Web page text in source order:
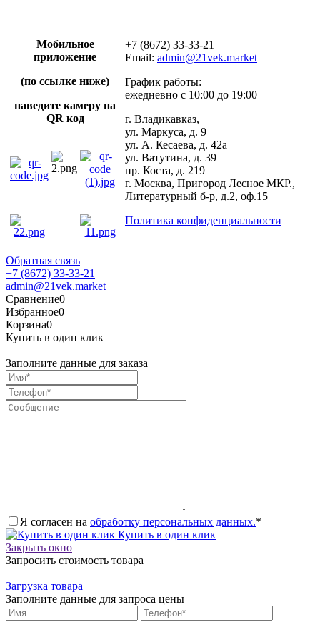
Мобильное
приложение
(по ссылке ниже)
наведите камеру на
QR код
+7 (8672) 33-33-21
Email: admin@21vek.market
График работы:
ежедневно с 10:00 до 19:00
г. Владикавказ,
ул. Маркуса, д. 9
ул. А. Кесаева, д. 42а
ул. Ватутина, д. 39
пр. Коста, д. 219
г. Москва, Пригород Лесное МКР.,
Литературный б-р, д.2, оф.15
Политика конфиденциальности
Обратная связь
+7 (8672) 33-33-21
admin@21vek.market
Сравнение0
Избранное0
Корзина0
Купить в один клик
Заполните данные для заказа
Я согласен на обработку персональных данных.*
Купить в один клик
Закрыть окно
Запросить стоимость товара
Загрузка товара
Заполните данные для запроса цены